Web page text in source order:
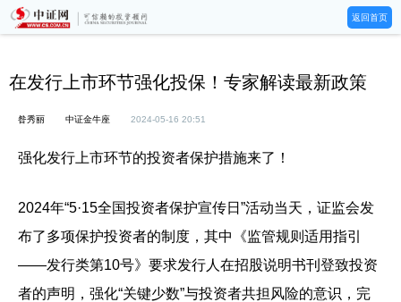
返回首页
在发行上市环节强化投保！专家解读最新政策
昝秀丽 中证金牛座 2024-05-16 20:51
强化发行上市环节的投资者保护措施来了！
2024年“5·15全国投资者保护宣传日”活动当天，证监会发
布了多项保护投资者的制度，其中《监管规则适用指引
——发行类第10号》要求发行人在招股说明书刊登致投资
者的声明，强化“关键少数”与投资者共担风险的意识，完